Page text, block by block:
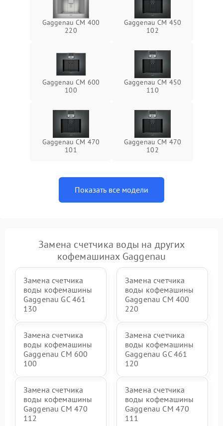
Gaggenau CM 400
220
Gaggenau CM 450
102
Gaggenau CM 600
100
Gaggenau CM 450
110
Gaggenau CM 470
101
Gaggenau CM 470
102
Показать все модели
Замена счетчика воды на других
кофемашинах Gaggenau
Замена счетчика
воды кофемашины
Gaggenau GC 461
130
Замена счетчика
воды кофемашины
Gaggenau CM 400
220
Замена счетчика
воды кофемашины
Gaggenau CM 600
100
Замена счетчика
воды кофемашины
Gaggenau GC 461
120
Замена счетчика
воды кофемашины
Gaggenau CM 470
112
Замена счетчика
воды кофемашины
Gaggenau CM 470
111